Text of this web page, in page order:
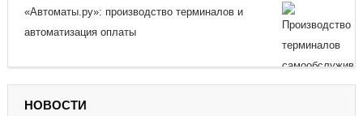
«Автоматы.ру»: производство терминалов и
автоматизация оплаты
НОВОСТИ